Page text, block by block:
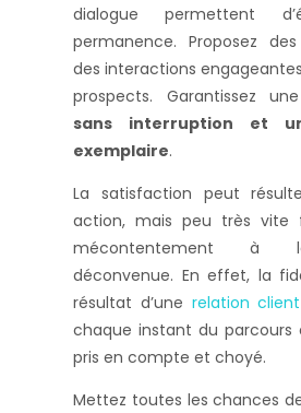
dialogue permettent
permanence. Proposez
des interactions
prospects. Garantissez une
sans interruption et
exemplaire.
La satisfaction peut
action, mais peu très vite
mécontentement à
déconvenue. En effet, la
résultat d’une relation
chaque instant du
pris en compte et choyé.
Mettez toutes les chances